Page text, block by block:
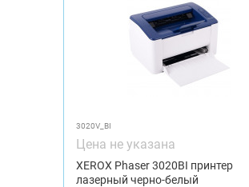
3020V_BI
Цена не указана
XEROX Phaser 3020BI принтер
лазерный черно-белый